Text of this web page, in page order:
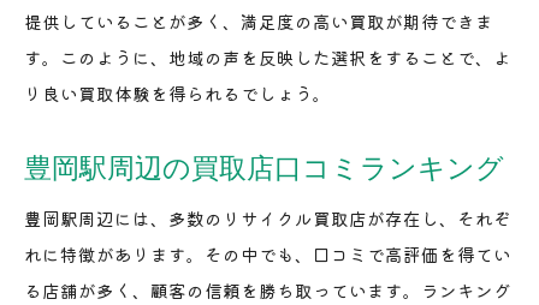
提供していることが多く、満足度の高い買取が期待できま
す。このように、地域の声を反映した選択をすることで、よ
り良い買取体験を得られるでしょう。
豊岡駅周辺の買取店口コミランキング
豊岡駅周辺には、多数のリサイクル買取店が存在し、それぞ
れに特徴があります。その中でも、口コミで高評価を得てい
る店舗が多く、顧客の信頼を勝ち取っています。ランキング